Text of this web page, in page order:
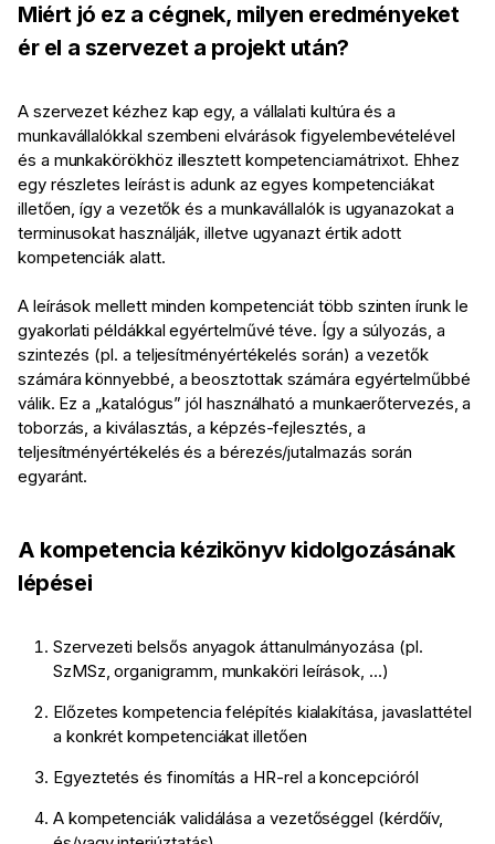
Miért jó ez a cégnek, milyen eredményeket
ér el a szervezet a projekt után?
A szervezet kézhez kap egy, a vállalati kultúra és a
munkavállalókkal szembeni elvárások figyelembevételével
és a munkakörökhöz illesztett kompetenciamátrixot. Ehhez
egy részletes leírást is adunk az egyes kompetenciákat
illetően, így a vezetők és a munkavállalók is ugyanazokat a
terminusokat használják, illetve ugyanazt értik adott
kompetenciák alatt.
A leírások mellett minden kompetenciát több szinten írunk le
gyakorlati példákkal egyértelművé téve. Így a súlyozás, a
szintezés (pl. a teljesítményértékelés során) a vezetők
számára könnyebbé, a beosztottak számára egyértelműbbé
válik. Ez a „katalógus” jól használható a munkaerőtervezés, a
toborzás, a kiválasztás, a képzés-fejlesztés, a
teljesítményértékelés és a bérezés/jutalmazás során
egyaránt.
A kompetencia kézikönyv kidolgozásának
lépései
Szervezeti belsős anyagok áttanulmányozása (pl.
SzMSz, organigramm, munkaköri leírások, …)
Előzetes kompetencia felépítés kialakítása, javaslattétel
a konkrét kompetenciákat illetően
Egyeztetés és finomítás a HR-rel a koncepcióról
A kompetenciák validálása a vezetőséggel (kérdőív,